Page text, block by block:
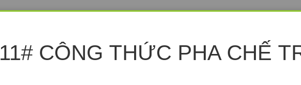
11# CÔNG THỨC PHA CHẾ